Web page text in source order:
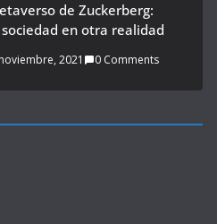
de Zuckerberg:
en otra realidad
2021 0 Comments